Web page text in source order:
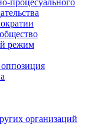
процесуального
режим
организаций